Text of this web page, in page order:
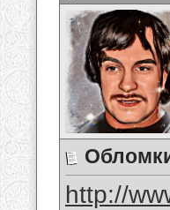
http://